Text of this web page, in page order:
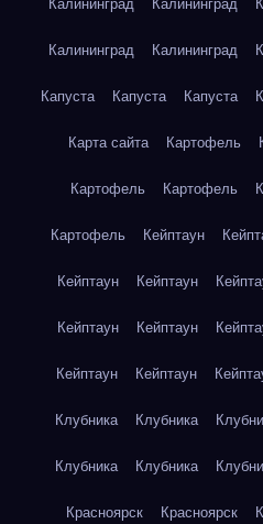
Калининград Калининград
Калининград Калининград
Капуста Капуста Капуста
Карта сайта Картофель
Картофель Картофель
Картофель Кейптаун
Кейптаун Кейптаун
Кейптаун Кейптаун
Кейптаун Кейптаун
Клубника Клубника
Клубника Клубника
Красноярск Красноярск